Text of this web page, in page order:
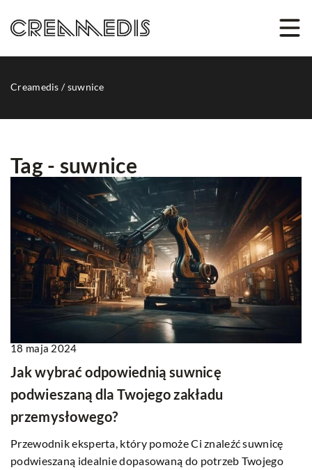
Creamedis /suwnice
Tag - suwnice
18 maja 2024
Jak wybrać odpowiednią suwnicę
podwieszaną dla Twojego zakładu
przemysłowego?
Przewodnik eksperta, który pomoże Ci znaleźć suwnicę
podwieszaną idealnie dopasowaną do potrzeb Twojego